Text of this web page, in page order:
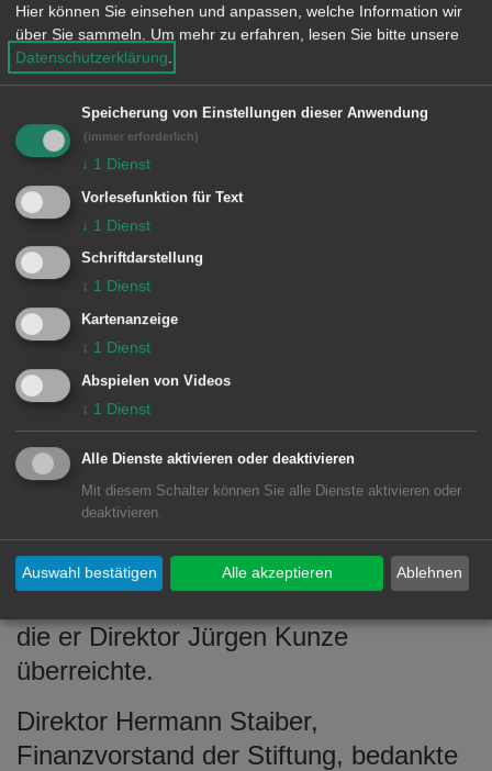
„zweitbester Lage in Aalen gleich nach
dem Rathaus“ entstehe ein „kleines
und schnuckeliges“ neues Zuhause für
zwölf Menschen, die damit Teil der
großen Stadtgemeinschaft werden. Mit
guter Betreuung und gleichzeitiger
Möglichkeit zur Teilhabe, sei es
gelungen mehrere Themen unter einem
Dach zu vereinen.
Auch der Gemeinderat habe einstimmig
für das Projekt an dieser zentralen
Lage votiert, erinnerte der OB und in
enger Abstimmung der Planungen
habe man gemeinsam die
Herausforderungen eines
innerstädtischen Bauprojekts
gemeistert. Im Gepäck hatte er den
die er Direktor Jürgen Kunze
überreichte.
Direktor Hermann Staiber,
Finanzvorstand der Stiftung, bedankte
Hier können Sie einsehen und anpassen, welche Information wir
über Sie sammeln.
Um mehr zu erfahren, lesen Sie bitte unsere
Datenschutzerklärung
Speicherung von Einstellungen dieser Anwendung
(immer erforderlich)
↓ 1 Dienst
Vorlesefunktion für Text
↓ 1 Dienst
Schriftdarstellung
↓ 1 Dienst
Kartenanzeige
↓ 1 Dienst
Abspielen von Videos
↓ 1 Dienst
Alle Dienste aktivieren oder deaktivieren
Mit diesem Schalter können Sie alle Dienste aktivieren oder
deaktivieren.
Ablehnen
Auswahl bestätigen Alle akzeptieren